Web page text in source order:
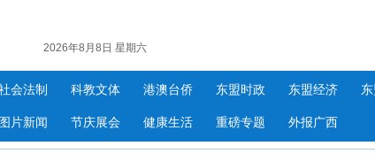
2026年8月8日 星期六
会法制 科教文体 港澳台侨 东盟时政 东盟经济
片新闻 节庆展会 健康生活 重磅专题 外报广西